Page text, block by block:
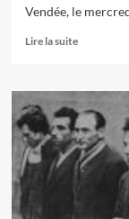
Vendée, le
Lire la suiteEn
sur
Rencontre
avec
le
journaliste
Loup